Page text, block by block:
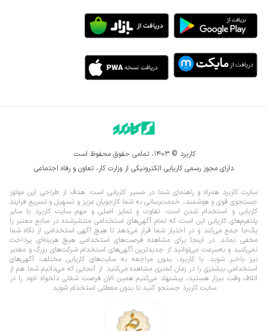
کاربرد © ۱۴۰۳، تمامی حقوق محفوظ است.
دارای مجوز رسمی کاریابی الکترونیکی از وزارت کار، تعاون و رفاه اجتماعی
سایت کاربرد همراه و راهنمای شما در مسیر کاریابی است. هدف از طراحی این موتور
جستجوی قوی و هوشمند، خدمت‌رسانی به شما کارجویان عزیز و تسهیل و تسریع فرایند
کاریابی و استخدام شدن است. تفاوت و تمایز اصلی و مهم سایت کاربرد با سایر
پلتفرم‌های کاریابی این است که تمام آگهی‌های استخدامی منتشرشده در منابع معتبر را
یک‌‌جا جمع می‌کند و در اختیار شما قرار می‌‌‌دهد تا هیچ آگهی استخدامی از نگاه شما
مخفی نماند.در اینجا برای مشاهده فرصت‌های استخدامی هیچ هزینه‌ای پرداخت
نمی‌کنید و به‌سرعت می‌توانید از جدیدترین آگهی‌های استخدام شرکت‌های بزرگ و معتبر
نیز باخبر شوید. با کاربرد، بدون مراجعه به سایت‌های کاریابی مختلف، آگهی‌های
استخدامی بیشتری را در زمان کمتری مشاهده می‌کنید. از آنجایی که می‌دانیم شما هم از
اتلاف وقت بیزار هستید، پیشنهاد می‌کنیم همین الان فرصت شغلی دلخواه خود را در
سایت کاربرد جستجو کنید تا بدون معطلی استخدام شوید.